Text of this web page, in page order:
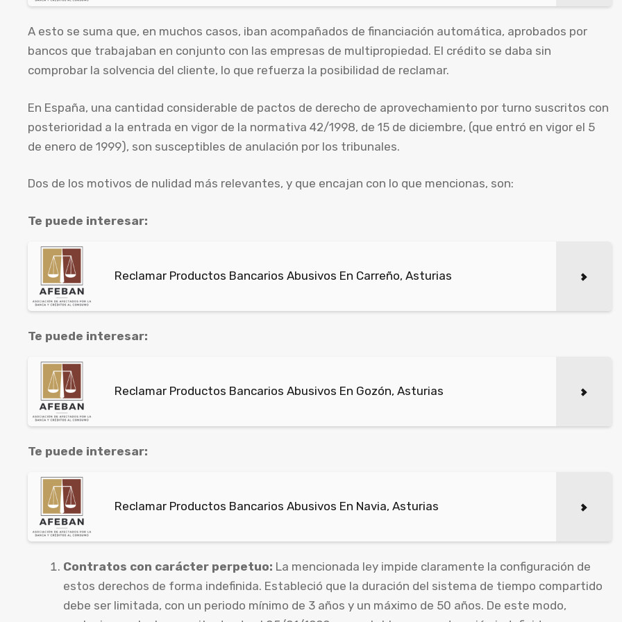
A esto se suma que, en muchos casos, iban acompañados de financiación automática, aprobados por
bancos que trabajaban en conjunto con las empresas de multipropiedad. El crédito se daba sin
comprobar la solvencia del cliente, lo que refuerza la posibilidad de reclamar.
En España, una cantidad considerable de pactos de derecho de aprovechamiento por turno suscritos con
posterioridad a la entrada en vigor de la normativa 42/1998, de 15 de diciembre, (que entró en vigor el 5
de enero de 1999), son susceptibles de anulación por los tribunales.
Dos de los motivos de nulidad más relevantes, y que encajan con lo que mencionas, son:
Te puede interesar:
Reclamar Productos Bancarios Abusivos En Carreño, Asturias
Te puede interesar:
Reclamar Productos Bancarios Abusivos En Gozón, Asturias
Te puede interesar:
Reclamar Productos Bancarios Abusivos En Navia, Asturias
Contratos con carácter perpetuo: La mencionada ley impide claramente la configuración de
estos derechos de forma indefinida. Estableció que la duración del sistema de tiempo compartido
debe ser limitada, con un periodo mínimo de 3 años y un máximo de 50 años. De este modo,